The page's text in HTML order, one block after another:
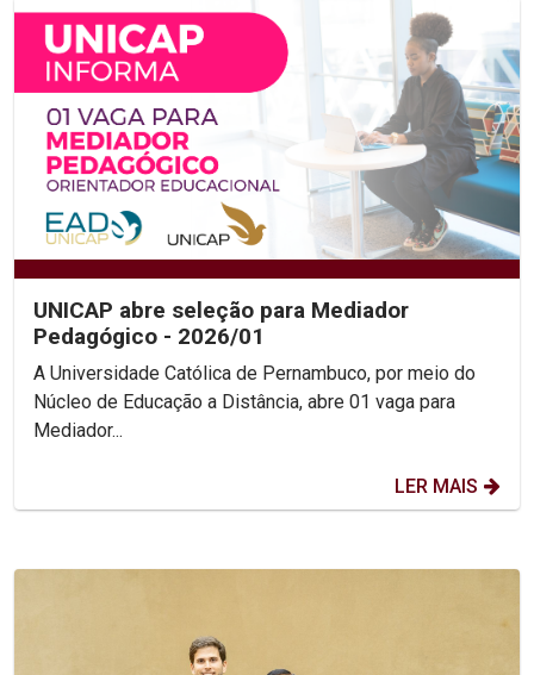
UNICAP abre seleção para Mediador
Pedagógico - 2026/01
A Universidade Católica de Pernambuco, por meio do
Núcleo de Educação a Distância, abre 01 vaga para
Mediador...
LER MAIS